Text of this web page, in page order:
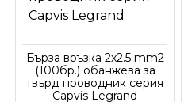
Бърза връзка 2х2.5 mm2
(100бр.) обанжева за
твърд проводник серия
Capvis Legrand